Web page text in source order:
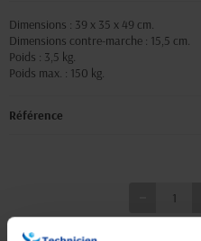
Dimensions : 39 x 35 x 49 cm.
Dimensions contre-marche : 15,5 cm.
Poids : 3,5 kg.
Poids max. : 150 kg.
Référence
Points forts :